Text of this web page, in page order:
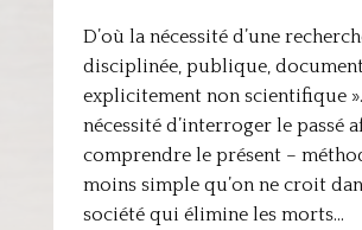
D’où la nécessité d’une
disciplinée, publique,
explicitement non scientifique
nécessité d’interroger le passé
comprendre le présent –
moins simple qu’on ne croit
société qui élimine les morts…